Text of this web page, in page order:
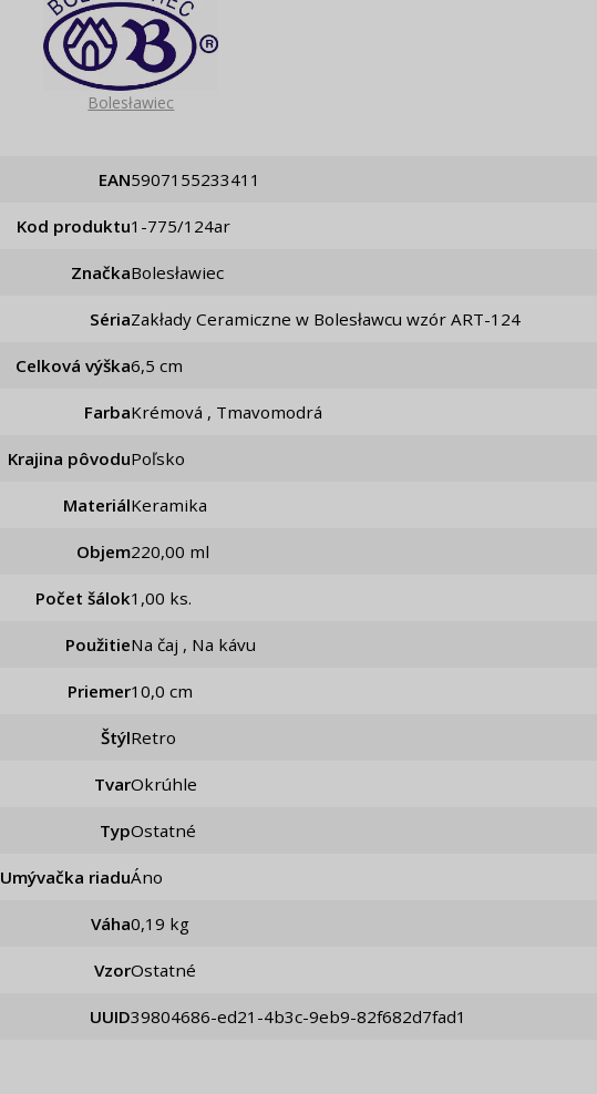
Bolesławiec
EAN 5907155233411
Kod produktu 1-775/124ar
Značka Bolesławiec
Séria Zakłady Ceramiczne w Bolesławcu wzór ART-124
Celková výška 6,5 cm
Farba Krémová , Tmavomodrá
Krajina pôvodu Poľsko
Materiál Keramika
Objem 220,00 ml
Počet šálok 1,00 ks.
Použitie Na čaj , Na kávu
Priemer 10,0 cm
Štýl Retro
Tvar Okrúhle
Typ Ostatné
Umývačka riadu Áno
Váha 0,19 kg
Vzor Ostatné
UUID 39804686-ed21-4b3c-9eb9-82f682d7fad1